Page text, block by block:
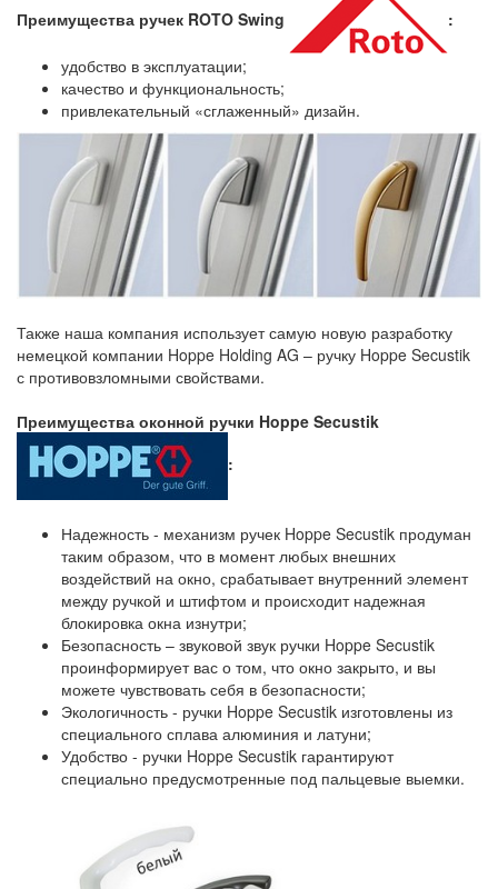
Преимущества ручек ROTO Swing :
удобство в эксплуатации;
качество и функциональность;
привлекательный «сглаженный» дизайн.
Также наша компания использует самую новую разработку
немецкой компании Hoppe Holding AG – ручку Hoppe Secustik
с противовзломными свойствами.
Преимущества оконной ручки Hoppe Secustik
:
Надежность - механизм ручек Hoppe Secustik продуман
таким образом, что в момент любых внешних
воздействий на окно, срабатывает внутренний элемент
между ручкой и штифтом и происходит надежная
блокировка окна изнутри;
Безопасность – звуковой звук ручки Hoppe Secustik
проинформирует вас о том, что окно закрыто, и вы
можете чувствовать себя в безопасности;
Экологичность - ручки Hoppe Secustik изготовлены из
специального сплава алюминия и латуни;
Удобство - ручки Hoppe Secustik гарантируют
специально предусмотренные под пальцевые выемки.